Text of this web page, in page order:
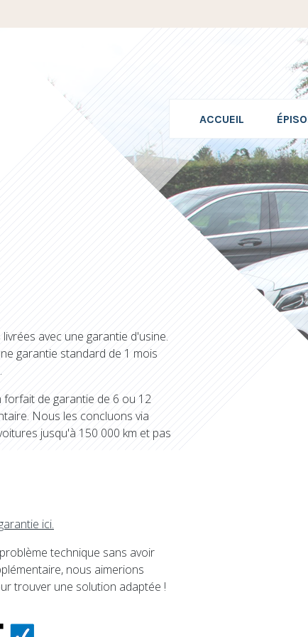
ACCUEIL
avec une garantie d'usine.
garantie standard de 1 mois
de garantie de 6 ou 12
Nous les concluons via
jusqu'à 150 000 km et pas
ici.
technique sans avoir
nous aimerions
trouver une solution adaptée !